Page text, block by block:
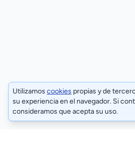
Utilizamos cookies propias y de
su experiencia en el navegador. Si
consideramos que acepta su uso.